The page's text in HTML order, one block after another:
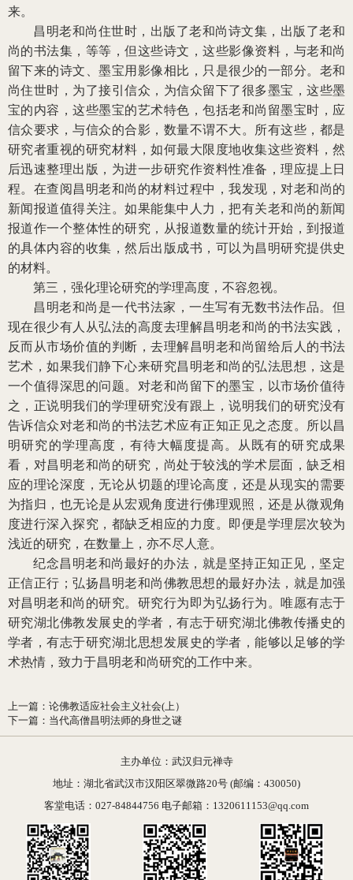
来。
昌明老和尚住世时，出版了老和尚诗文集，出版了老和
尚的书法集，等等，但这些诗文，这些影像资料，与老和尚
留下来的诗文、墨宝用影像相比，只是很少的一部分。老和
尚住世时，为了接引信众，为信众留下了很多墨宝，这些墨
宝的内容，这些墨宝的艺术特色，包括老和尚留墨宝时，应
信众要求，与信众的合影，数量不谓不大。所有这些，都是
研究者重视的研究材料，如何最大限度地收集这些资料，然
后迅速整理出版，为进一步研究作资料性准备，理应提上日
程。在查阅昌明老和尚的材料过程中，我发现，对老和尚的
新闻报道值得关注。如果能集中人力，把有关老和尚的新闻
报道作一个整体性的研究，从报道数量的统计开始，到报道
的具体内容的收集，然后出版成书，可以为昌明研究提供史
的材料。
第三，强化理论研究的学理高度，不容忽视。
昌明老和尚是一代书法家，一生写有无数书法作品。但
现在很少有人从弘法的高度去理解昌明老和尚的书法实践，
反而从市场价值的判断，去理解昌明老和尚留给后人的书法
艺术，如果我们静下心来研究昌明老和尚的弘法思想，这是
一个值得深思的问题。对老和尚留下的墨宝，以市场价值待
之，正说明我们的学理研究没有跟上，说明我们的研究没有
告诉信众对老和尚的书法艺术应有正知正见之态度。所以昌
明研究的学理高度，有待大幅度提高。从既有的研究成果
看，对昌明老和尚的研究，尚处于较浅的学术层面，缺乏相
应的理论深度，无论从切题的理论高度，还是从现实的需要
为指归，也无论是从宏观角度进行佛理观照，还是从微观角
度进行深入探究，都缺乏相应的力度。即便是学理层次较为
浅近的研究，在数量上，亦不尽人意。
纪念昌明老和尚最好的办法，就是坚持正知正见，坚定
正信正行；弘扬昌明老和尚佛教思想的最好办法，就是加强
对昌明老和尚的研究。研究行为即为弘扬行为。唯愿有志于
研究湖北佛教发展史的学者，有志于研究湖北佛教传播史的
学者，有志于研究湖北思想发展史的学者，能够以足够的学
术热情，致力于昌明老和尚研究的工作中来。
上一篇 ： 论佛教适应社会主义社会(上）
下一篇 ： 当代高僧昌明法师的身世之谜
主办单位：武汉归元禅寺
地址：湖北省武汉市汉阳区翠微路20号 (邮编：430050)
客堂电话：027-84844756 电子邮箱：1320611153@qq.com